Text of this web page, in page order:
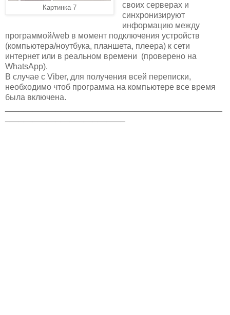
Картинка 7
своих серверах и
синхронизируют
информацию между
программой/web в момент подключения устройств
(компьютера/ноутбука, планшета, плеера) к сети
интернет или в реальном времени (проверено на
WhatsApp).
В случае с Viber, для получения всей переписки,
необходимо чтоб программа на компьютере все время
была включена.